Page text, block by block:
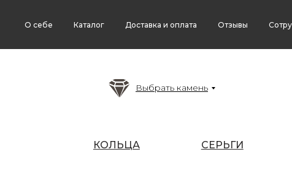
О себе Каталог Доставка и оплата Отзывы
Выбрать камень
КОЛЬЦА СЕРЬГИ